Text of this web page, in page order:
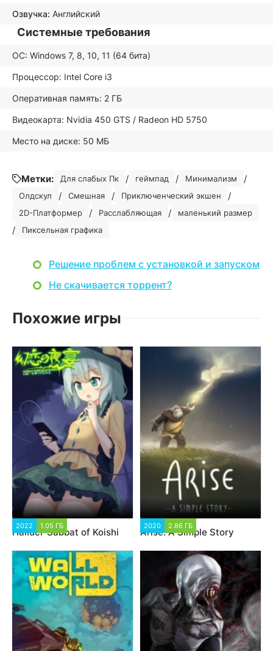
Озвучка: Английский
Системные требования
ОС: Windows 7, 8, 10, 11 (64 бита)
Процессор: Intel Core i3
Оперативная память: 2 ГБ
Видеокарта: Nvidia 450 GTS / Radeon HD 5750
Место на диске: 50 МБ
Метки: Для слабых Пк / геймпад / Минимализм /
Олдскул / Смешная / Приключенческий экшен /
2D-Платформер / Расслабляющая / маленький размер
/ Пиксельная графика
Решение проблем с установкой и запуском
Не скачивается торрент?
Похожие игры
2022 1.05 ГБ
Halluci-Sabbat of Koishi
2020 2.86 ГБ
Arise: A Simple Story